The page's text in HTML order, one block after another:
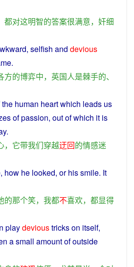
都对这明智的答案很满意， 奸细
, selfish and devious
.
方的博弈中， 英国人是棘手的、
the human heartwhich leads us
ofpassion, out of which it is
.
， 它带我们穿越迂回的情感迷
, how he looked, orhissmile. It
的那个笑， 我都不喜欢， 都显得
playdevioustrickson itself,
asmall amountofoutside